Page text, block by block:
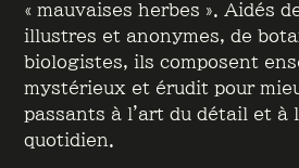
« mauvaises herbes ». Aidés
illustres et anonymes, de
biologistes, ils composent
mystérieux et érudit pour
passants à l’art du détail et à
quotidien.